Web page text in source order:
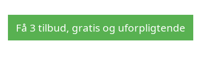
Få 3 tilbud, gratis og uforpligtende